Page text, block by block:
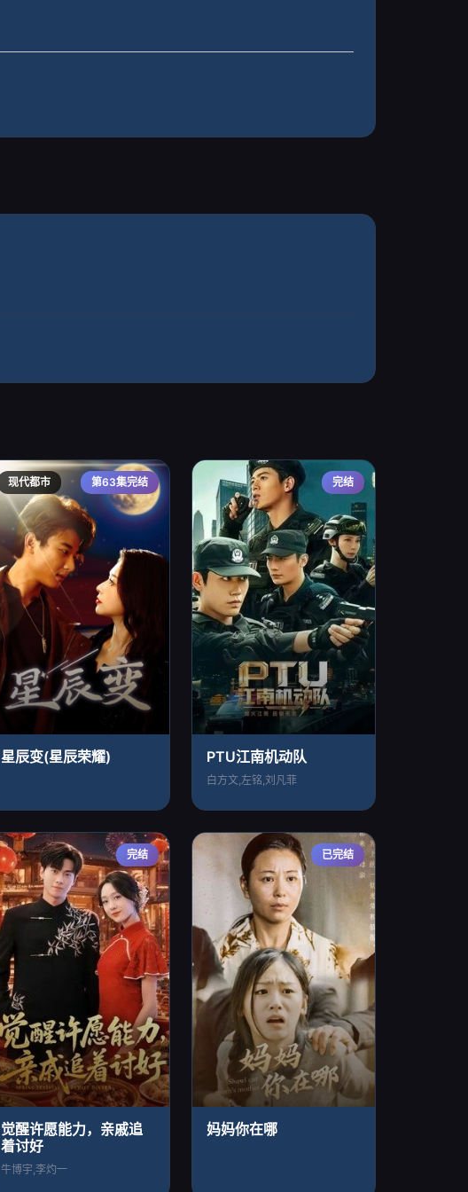
现代都市 第63集完结
星辰变(星辰荣耀)
完结
PTU江南机动队
白方文,左铭,刘凡菲
完结
觉醒许愿能力，亲戚追
着讨好
牛博宇,李灼一
已完结
妈妈你在哪